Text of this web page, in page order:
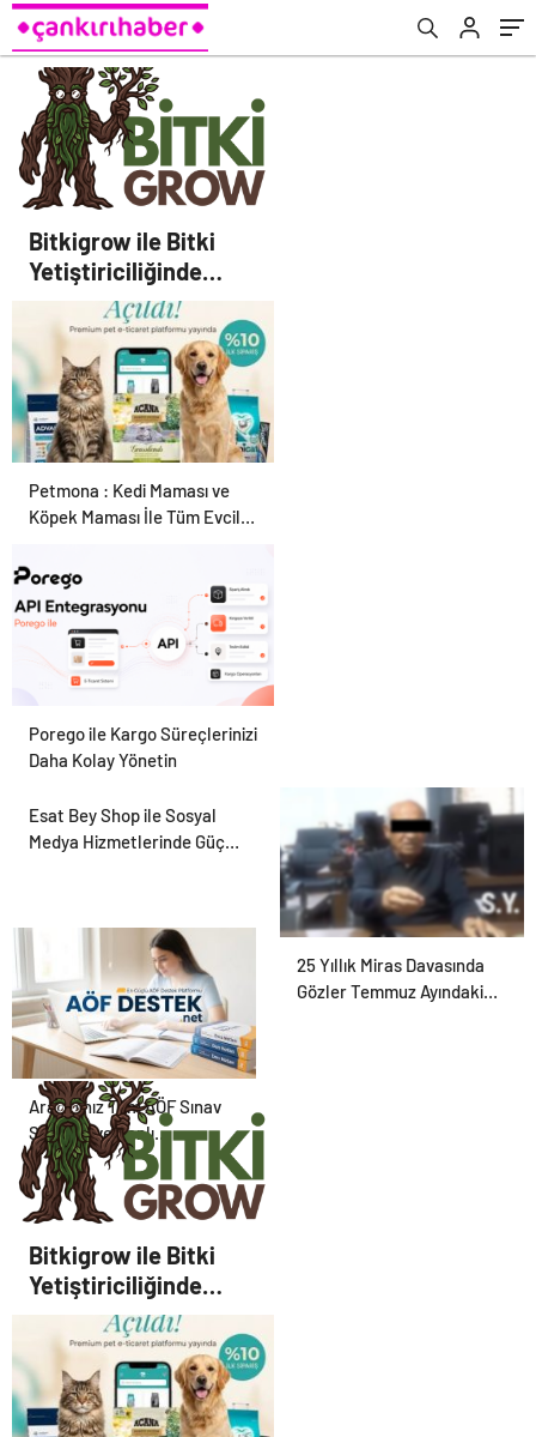
Bitkigrow ile Bitki
Yetiştiriciliğinde
Doğru Ekipman ve
Ürün Seçimi
Petmona : Kedi Maması ve
Köpek Maması İle Tüm Evcil
Porego ile Kargo Süreçlerinizi
Daha Kolay Yönetin
Esat Bey Shop ile Sosyal
Medya Hizmetlerinde Güçlü
25 Yıllık Miras Davasında
Gözler Temmuz Ayındaki
Aradığınız Tüm AÖF Sınav
Soruları ve Canlı
Açıköğretim Forumu
Burada
Bitkigrow ile Bitki
Yetiştiriciliğinde
Doğru Ekipman ve
Ürün Seçimi